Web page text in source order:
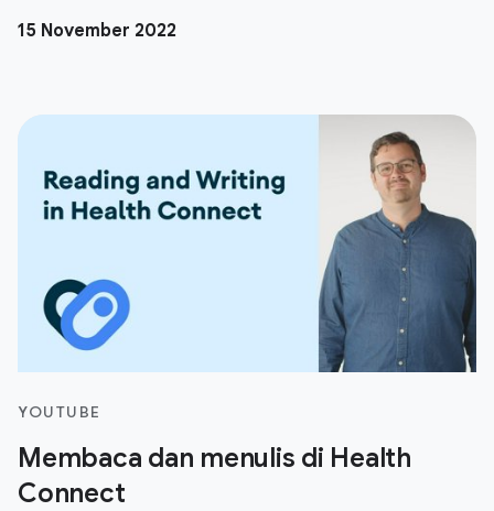
15 November 2022
YOUTUBE
Membaca dan menulis di Health
Connect